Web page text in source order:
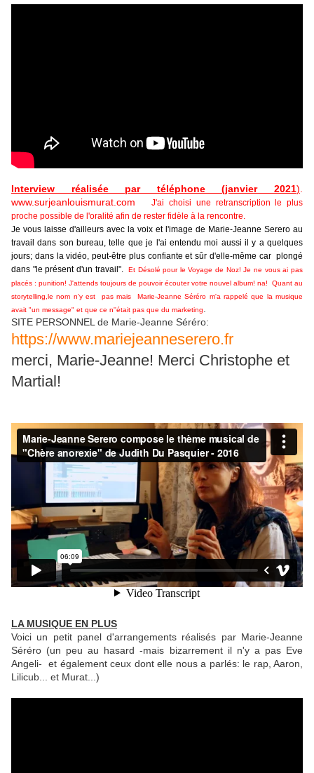
Interview réalisée par téléphone (janvier 2021)
www.surjeanlouismurat.comJ'ai choisi une retranscription le plus
proche possible de l'oralité afin de rester fidèle à la rencontre.
Je vous laisse d'ailleurs avec la voix et l'image de Marie-Jeanne Serero au
travail dans son bureau, telle que je l'ai entendu moi aussi il y a quelques
jours; dans la vidéo, peut-être plus confiante et sûr d'elle-même car plongé
dans "le présent d'un travail".
Et Désolé pour le Voyage de Noz! Je ne vous ai pas
placés : punition! J'attends toujours de pouvoir écouter votre nouvel album! na! Quant au
storytelling,le nom n'y est pas mais Marie-Jeanne Séréro m'a rappelé que la musique
avait "un message" et que ce n''était pas que du marketing
SITE PERSONNEL de Marie-Jeanne Séréro:
https://www.mariejeanneserero.fr
merci, Marie-Jeanne! Merci Christophe et
Martial!
LA MUSIQUE EN PLUS
Voici un petit panel d'arrangements réalisés par Marie-Jeanne
Séréro (un peu au hasard -mais bizarrement il n'y a pas Eve
Angeli- et également ceux dont elle nous a parlés: le rap, Aaron,
Lilicub... et Murat...)